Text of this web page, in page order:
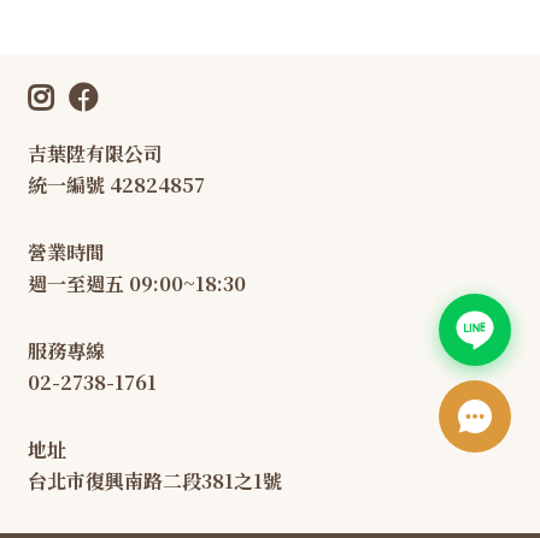
吉葉陞有限公司
統一編號 42824857
營業時間
週一至週五 09:00~18:30
服務專線
02-2738-1761
地址
台北市復興南路二段381之1號